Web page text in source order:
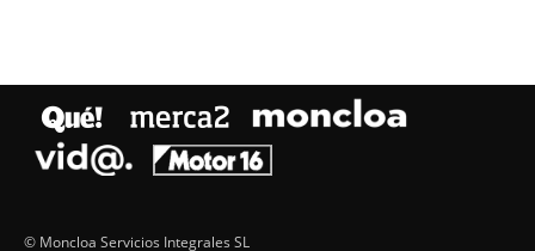
© Moncloa Servicios Integrales SL